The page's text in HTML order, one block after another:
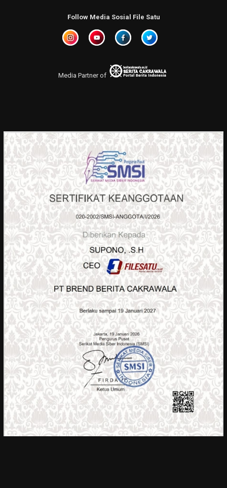
Follow Media Sosial File Satu
Media Partner of